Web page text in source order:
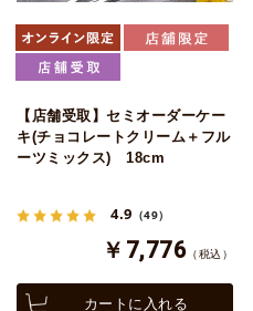
【店舗受取】セミオーダーケー
キ(チョコレートクリーム＋フル
ーツミックス) 18cm
4.9 （49）
￥7,776 （税込）
カートに入れる